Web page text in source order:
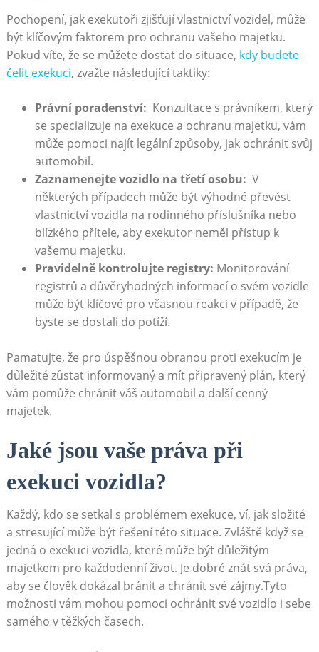
Pochopení, jak exekutoři zjišťují vlastnictví vozidel, může
být klíčovým faktorem pro ochranu vašeho ‌majetku.
Pokud víte, že⁢ se můžete ⁢dostat do situace, kdy budete
čelit ⁣exekuci, zvažte následující taktiky:
Právní poradenství: ‍ Konzultace s ⁢právníkem, který
se specializuje‍ na ‌exekuce‌ a ochranu majetku, vám
může pomoci ‍najít legální ‌způsoby, jak ochránit svůj
automobil.
Zaznamenejte‍ vozidlo na třetí osobu: ⁣ V
některých případech ⁤může‌ být výhodné převést‌
vlastnictví vozidla na rodinného ‍příslušníka nebo‍
blízkého přítele, aby exekutor neměl přístup k
vašemu majetku.
Pravidelně kontrolujte registry: Monitorování
registrů a důvěryhodných informací o svém vozidle
může být klíčové pro včasnou reakci v případě, že
byste⁢ se dostali do‍ potíží.
Pamatujte, že pro úspěšnou ‍obranou proti exekucím ⁤je
důležité ⁤zůstat⁤ informovaný a mít připravený plán, který
vám​ pomůže chránit⁢ váš⁤ automobil a další cenný
majetek.
Jaké jsou vaše práva při
exekuci vozidla?
Každý,‍ kdo se setkal s‌ problémem exekuce, ví, jak složité
a stresující může být řešení této ⁢situace. Zvláště když se
jedná ​o exekuci vozidla,​ které může být důležitým
majetkem pro ‌každodenní‌ život. Je dobré⁤ znát ⁤svá práva,
aby se člověk dokázal bránit a chránit své zájmy.Tyto
možnosti ​vám ⁣mohou pomoci ochránit své ⁤vozidlo i sebe
samého v těžkých časech.